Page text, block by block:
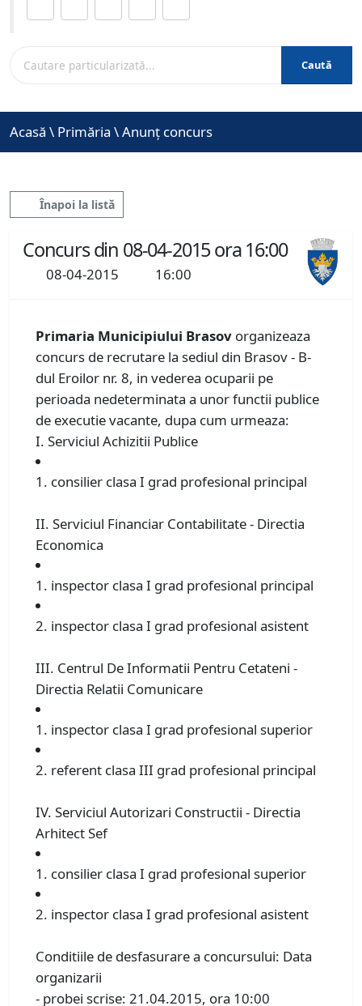
Caută
Acasă \ Primăria \Anunț concurs
Înapoi la listă
Concurs din 08-04-2015 ora 16:00
08-04-2015 16:00
Primaria Municipiului Brasov organizeaza
concurs de recrutare la sediul din Brasov - B-
dul Eroilor nr. 8, in vederea ocuparii pe
perioada nedeterminata a unor functii publice
de executie vacante, dupa cum urmeaza:
I. Serviciul Achizitii Publice
1. consilier clasa I grad profesional principal
II. Serviciul Financiar Contabilitate - Directia
Economica
1. inspector clasa I grad profesional principal
2. inspector clasa I grad profesional asistent
III. Centrul De Informatii Pentru Cetateni -
Directia Relatii Comunicare
1. inspector clasa I grad profesional superior
2. referent clasa III grad profesional principal
IV. Serviciul Autorizari Constructii - Directia
Arhitect Sef
1. consilier clasa I grad profesional superior
2. inspector clasa I grad profesional asistent
Conditiile de desfasurare a concursului: Data
organizarii
- probei scrise: 21.04.2015, ora 10:00